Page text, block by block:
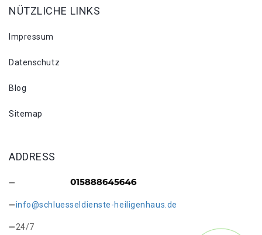
NÜTZLICHE LINKS
Impressum
Datenschutz
Blog
Sitemap
ADDRESS
info@schluesseldienste-heiligenhaus.de
24/7